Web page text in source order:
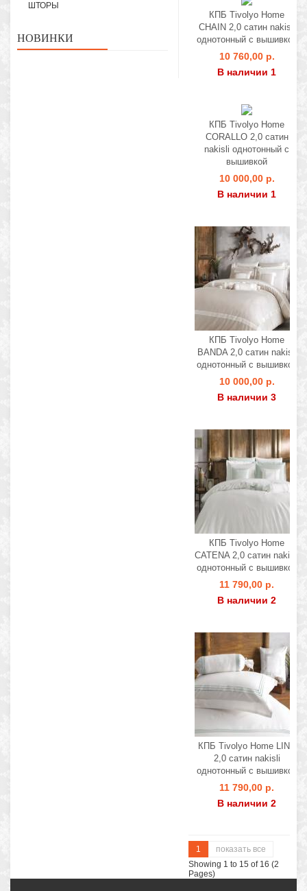
ШТОРЫ
НОВИНКИ
КПБ Tivolyo Home
CHAIN 2,0 сатин nakisli
однотонный с вышивкой
10 760,00 р.
В наличии 1
КПБ Tivolyo Home
CORALLO 2,0 сатин
nakisli однотонный с
вышивкой
10 000,00 р.
В наличии 1
КПБ Тivolyo Home
BANDA 2,0 сатин nakisli
однотонный с вышивкой
10 000,00 р.
В наличии 3
КПБ Тivolyo Home
CATENA 2,0 сатин nakisli
однотонный с вышивкой
11 790,00 р.
В наличии 2
КПБ Тivolyo Home LINE
2,0 сатин nakisli
однотонный с вышивкой
11 790,00 р.
В наличии 2
1
показать все
Showing 1 to 15 of 16 (2
Pages)